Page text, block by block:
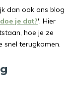
dan ook ons blog
je dat?'. Hier
hoe je ze
snel terugkomen.